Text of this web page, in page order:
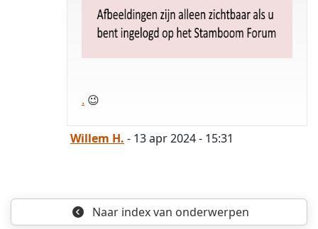
. 😉
Willem H. - 13 apr 2024 - 15:31
Naar indexvan onderwerpen
opgelost